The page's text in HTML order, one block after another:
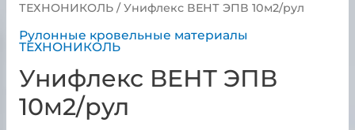
ТЕХНОНИКОЛЬ/ Унифлекс ВЕНТ ЭПВ 10м2/рул
Рулонные кровельные материалы
ТЕХНОНИКОЛЬ
Унифлекс ВЕНТ ЭПВ
10м2/рул